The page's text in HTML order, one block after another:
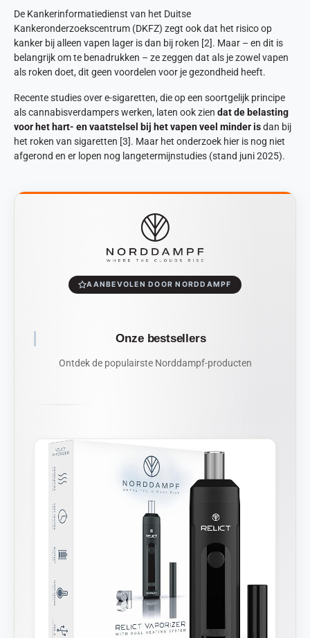
De Kankerinformatiedienst van het Duitse
Kankeronderzoekscentrum (DKFZ) zegt ook dat het risico op
kanker bij alleen vapen lager is dan bij roken [2]. Maar – en dit is
belangrijk om te benadrukken – ze zeggen dat als je zowel vapen
als roken doet, dit geen voordelen voor je gezondheid heeft.
Recente studies over e-sigaretten, die op een soortgelijk principe
als cannabisverdampers werken, laten ook zien dat de belasting
voor het hart- en vaatstelsel bij het vapen veel minder isdan bij
het roken van sigaretten [3]. Maar het onderzoek hier is nog niet
afgerond en er lopen nog langetermijnstudies (stand juni 2025).
AANBEVOLEN DOOR NORDDAMPF
Onze bestsellers
Ontdek de populairste Norddampf-producten